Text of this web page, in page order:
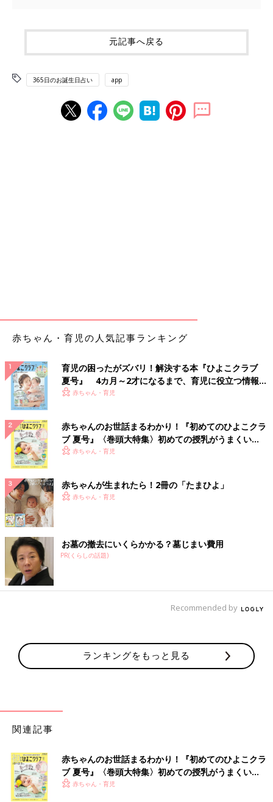
元記事へ戻る
365日のお誕生日占い app
赤ちゃん・育児の人気記事ランキング
育児の困ったがズバリ！解決する本『ひよこクラブ
夏号』 4カ月～2才になるまで、育児に役立つ情報が
いっぱい！
赤ちゃん・育児
赤ちゃんのお世話まるわかり！『初めてのひよこクラ
ブ 夏号』〈巻頭大特集〉初めての授乳がうまくい
く！ おっぱい・ミルクの基本と夏のトラブル 解決テ
赤ちゃん・育児
赤ちゃんが生まれたら！2冊の「たまひよ」
赤ちゃん・育児
お墓の撤去にいくらかかる？墓じまい費用
PR(くらしの話題)
Recommended by
ランキングをもっと見る
関連記事
赤ちゃんのお世話まるわかり！『初めてのひよこクラ
ブ 夏号』〈巻頭大特集〉初めての授乳がうまくい
く！ おっぱい・ミルクの基本と夏のトラブル 解決テ
赤ちゃん・育児